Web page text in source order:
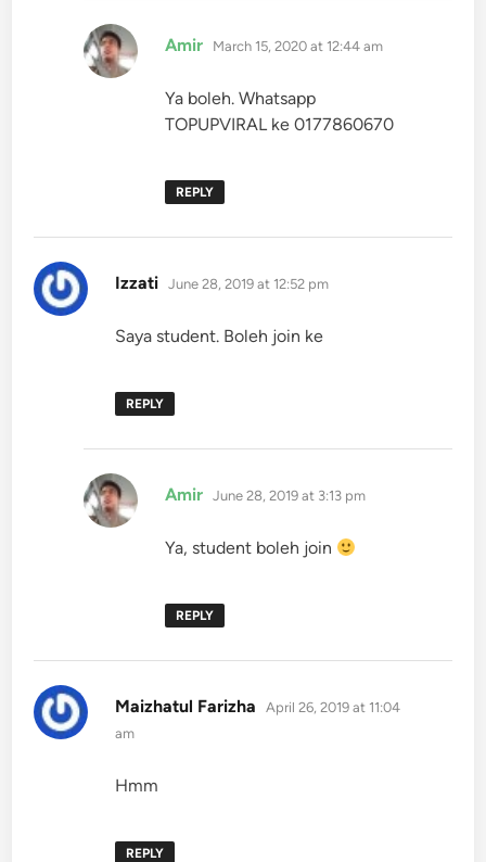
Amir says:
March 15, 2020 at 12:44 am
Ya boleh. Whatsapp
TOPUPVIRAL ke 0177860670
REPLY
Izzati says:
June 28, 2019 at 12:52 pm
Saya student. Boleh join ke
REPLY
Amir says:
June 28, 2019 at 3:13 pm
Ya, student boleh join
REPLY
Maizhatul Farizha says:
April 26, 2019 at 11:04
am
Hmm
REPLY